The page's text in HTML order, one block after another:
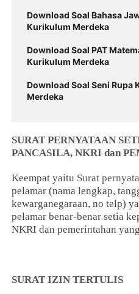
Download Soal Bahasa
Kurikulum Merdeka
Download Soal PAT
Kurikulum Merdeka
Download Soal Seni Rupa
Merdeka
SURAT PERNYATAAN
PANCASILA, NKRI dan
Keempat yaitu Surat
pelamar (nama lengkap,
kewarganegaraan, no telp)
pelamar benar-benar setia
NKRI dan pemerintahan
SURAT IZIN TERTULIS